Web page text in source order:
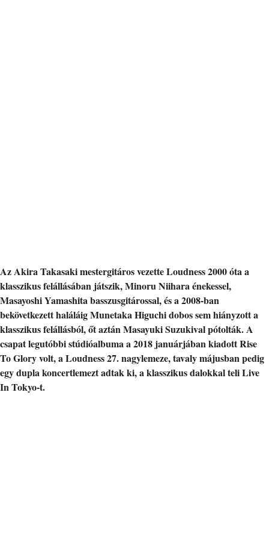
Az Akira Takasaki mestergitáros vezette Loudness 2000 óta a
klasszikus felállásában játszik, Minoru Niihara énekessel,
Masayoshi Yamashita basszusgitárossal, és a 2008-ban
bekövetkezett haláláig Munetaka Higuchi dobos sem hiányzott a
klasszikus felállásból, őt aztán Masayuki Suzukival pótolták. A
csapat legutóbbi stúdióalbuma a 2018 januárjában kiadott Rise
To Glory volt, a Loudness 27. nagylemeze, tavaly májusban pedig
egy dupla koncertlemezt adtak ki, a klasszikus dalokkal teli Live
In Tokyo-t.